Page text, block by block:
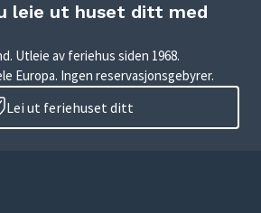
leie ut huset ditt med
Utleie av feriehus siden 1968.
Europa. Ingen reservasjonsgebyrer.
Lei ut feriehuset ditt